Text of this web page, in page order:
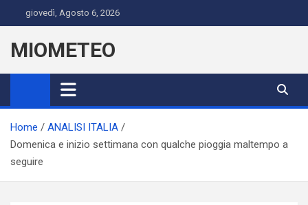
to
content
giovedì, Agosto 6, 2026
MIOMETEO
Home
ANALISI ITALIA
Domenica e inizio settimana con qualche pioggia maltempo a
seguire